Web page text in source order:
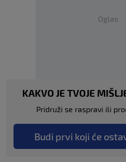
Oglas
KAKVO JE TVOJE
Pridruži se raspravi ili
Budi prvi koji će